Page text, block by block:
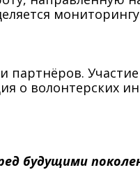
партнёров.
о волонтерских
будущими